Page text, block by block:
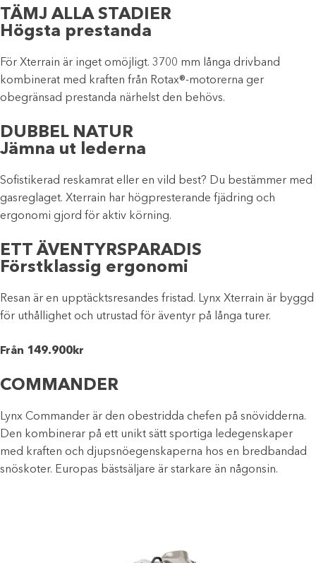
TÄMJ ALLA STADIER
Högsta prestanda
För Xterrain är inget omöjligt. 3700 mm långa drivband
kombinerat med kraften från Rotax®-motorerna ger
obegränsad prestanda närhelst den behövs.
DUBBEL NATUR
Jämna ut lederna
Sofistikerad reskamrat eller en vild best? Du bestämmer med
gasreglaget. Xterrain har högpresterande fjädring och
ergonomi gjord för aktiv körning.
ETT ÄVENTYRSPARADIS
Förstklassig ergonomi
Resan är en upptäcktsresandes fristad. Lynx Xterrain är byggd
för uthållighet och utrustad för äventyr på långa turer.
Från 149.900kr
COMMANDER
Lynx Commander är den obestridda chefen på snövidderna.
Den kombinerar på ett unikt sätt sportiga ledegenskaper
med kraften och djupsnöegenskaperna hos en bredbandad
snöskoter. Europas bästsäljare är starkare än någonsin.